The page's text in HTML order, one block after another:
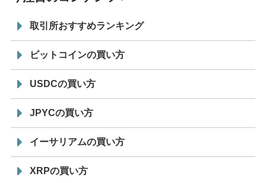
取引所おすすめランキング
ビットコインの買い方
USDCの買い方
JPYCの買い方
イーサリアムの買い方
XRPの買い方